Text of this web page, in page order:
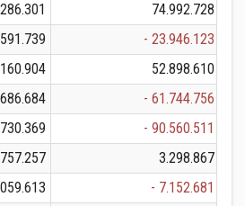
74.992.728
- 23.946.123
52.898.610
- 61.744.756
- 90.560.511
3.298.867
- 7.152.681